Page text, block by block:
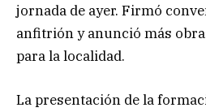
jornada de ayer. Firmó
anfitrión y anunció más
para la localidad.
La presentación de la